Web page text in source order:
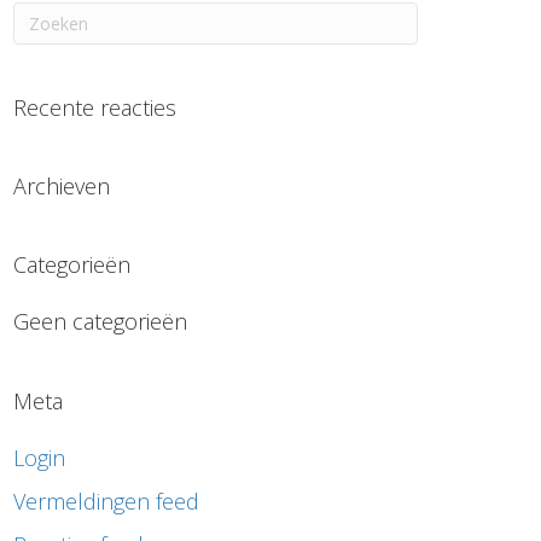
Recente reacties
Archieven
Categorieën
Geen categorieën
Meta
Login
Vermeldingen feed